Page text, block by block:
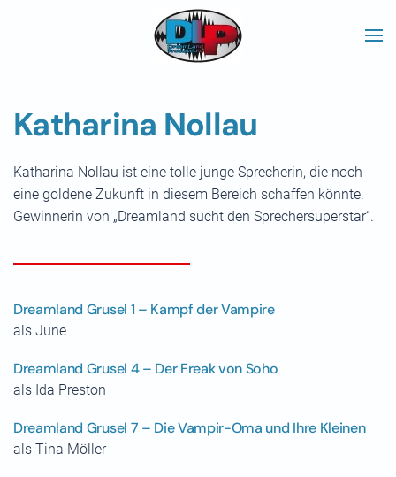
Skip to main content
Katharina Nollau
Katharina Nollau ist eine tolle junge Sprecherin, die noch
eine goldene Zukunft in diesem Bereich schaffen könnte.
Gewinnerin von „Dreamland sucht den Sprechersuperstar“.
Dreamland Grusel 1 – Kampf der Vampire
als June
Dreamland Grusel 4 – Der Freak von Soho
als Ida Preston
Dreamland Grusel 7 – Die Vampir-Oma und Ihre Kleinen
als Tina Möller